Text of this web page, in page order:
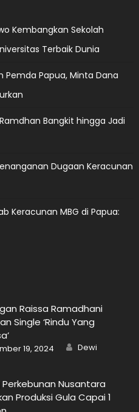
Kembangkan Sekolah
Terbaik Dunia
Pemda Papua, Minta Dana
Bangkit hingga Jadi
Dugaan Keracunan
Keracunan MBG di Papua:
Raissa Ramadhani
Single ‘Rindu Yang
19, 2024 Author
Dewi
Perkebunan Nusantara
Produksi Gula Capai 1